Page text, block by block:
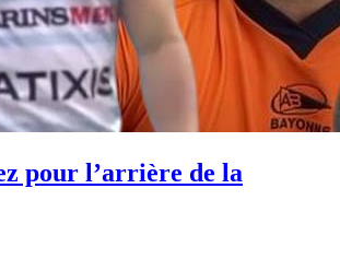
pour l’arrière de la